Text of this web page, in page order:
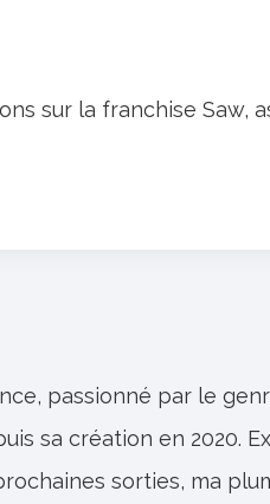
sur la franchise
passionné par le
sa création en 2020.
sorties, ma